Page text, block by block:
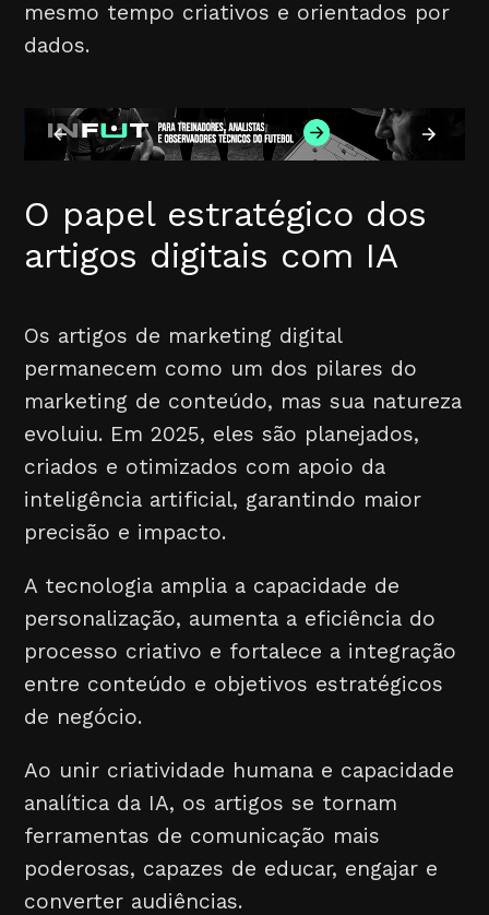
mesmo tempo criativos e orientados por
dados.
O papel estratégico dos
artigos digitais com IA
Os artigos de marketing digital
permanecem como um dos pilares do
marketing de conteúdo, mas sua natureza
evoluiu. Em 2025, eles são planejados,
criados e otimizados com apoio da
inteligência artificial, garantindo maior
precisão e impacto.
A tecnologia amplia a capacidade de
personalização, aumenta a eficiência do
processo criativo e fortalece a integração
entre conteúdo e objetivos estratégicos
de negócio.
Ao unir criatividade humana e capacidade
analítica da IA, os artigos se tornam
ferramentas de comunicação mais
poderosas, capazes de educar, engajar e
converter audiências.